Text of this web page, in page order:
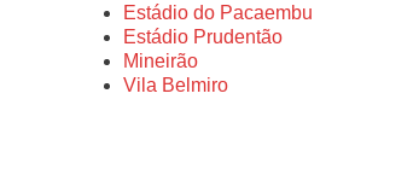
Estádio do Pacaembu
Estádio Prudentão
Mineirão
Vila Belmiro